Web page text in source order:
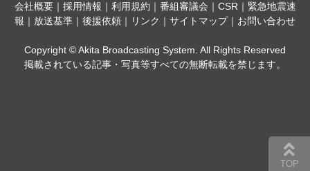
会社概要｜ 採用情報 ｜ 利用規約 ｜ 番組審議会 ｜ CSR｜ 緊急地震速
報 ｜ 放送基準 ｜ 後援依頼 ｜ リンク ｜ サイトマップ｜ お問い合わせ
Copyright © Akita Broadcasting System. All Rights Reserved
掲載されている記事・写真等すべての無断転載を禁じます。